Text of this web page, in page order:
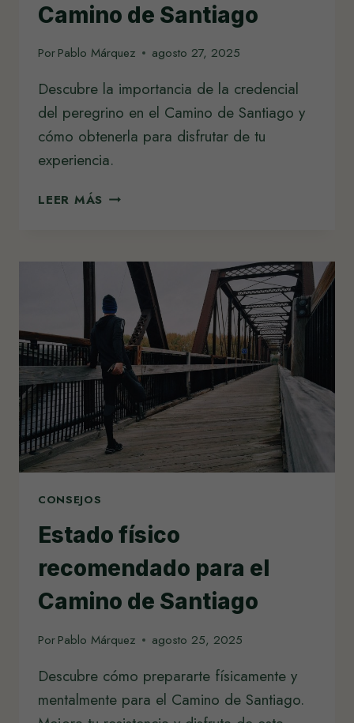
Camino de Santiago
PorPablo Márquez agosto 27, 2025
Descubre la importancia de la credencial
del peregrino en el Camino de Santiago y
cómo obtenerla para disfrutar de tu
experiencia.
LEER MÁS INFORMACIÓN
CREDENCIAL
DEL
CAMINO
SANTIAGO
CONSEJOS
Estado físico
recomendado para el
Camino de Santiago
PorPablo Márquez agosto 25, 2025
Descubre cómo prepararte físicamente y
mentalmente para el Camino de Santiago.